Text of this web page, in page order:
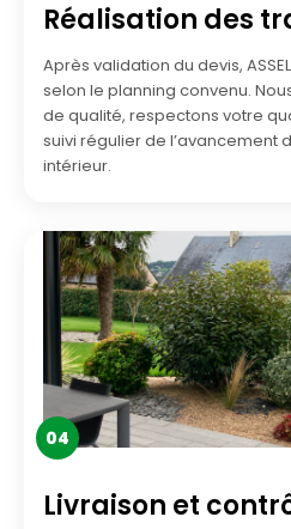
Réalisation des
Après validation du devis,
selon le planning convenu.
de qualité, respectons votre
suivi régulier de l’avancement
intérieur.
04
Livraison et